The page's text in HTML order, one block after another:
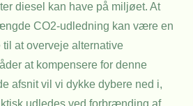
diesel kan have på miljøet. At
CO2-udledning kan være en
at overveje alternative
at kompensere for denne
afsnit vil vi dykke dybere ned i,